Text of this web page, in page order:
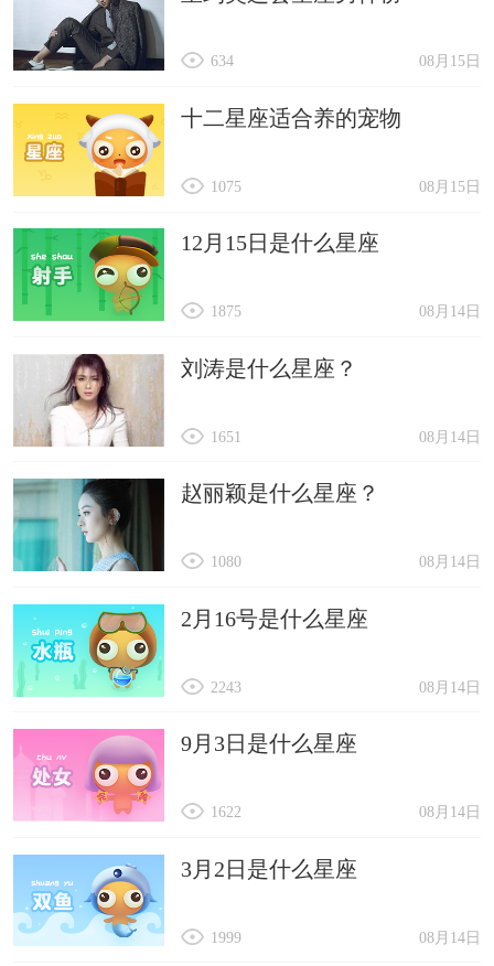
08月15日
634
十二星座适合养的宠物
08月15日
1075
12月15日是什么星座
08月14日
1875
刘涛是什么星座？
08月14日
1651
赵丽颖是什么星座？
08月14日
1080
2月16号是什么星座
08月14日
2243
9月3日是什么星座
08月14日
1622
3月2日是什么星座
08月14日
1999